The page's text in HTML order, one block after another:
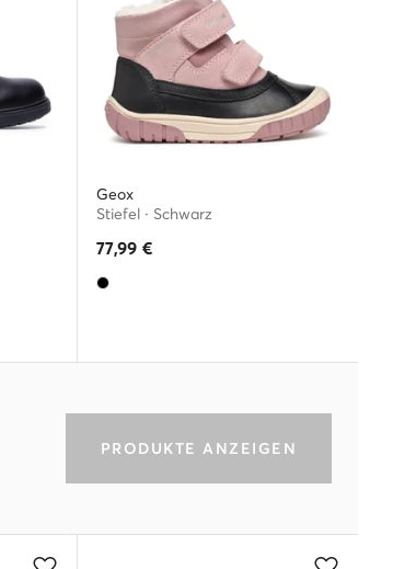
Geox
Stiefel · Schwarz
77,99 €
PRODUKTE ANZEIGEN